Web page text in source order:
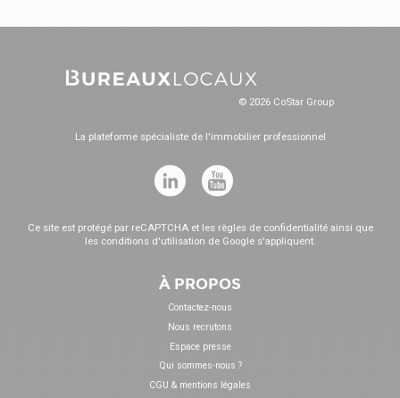
© 2026 CoStar Group
La plateforme spécialiste de l'immobilier professionnel
Ce site est protégé par reCAPTCHA et les règles de confidentialitéainsi que
les conditions d'utilisation de Google s'appliquent.
À PROPOS
Contactez-nous
Nous recrutons
Espace presse
Qui sommes-nous ?
CGU & mentions légales